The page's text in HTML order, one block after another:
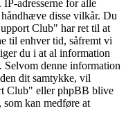
adresserne for alle
disse vilkår. Du
Club" har ret til at
til enhver tid, såfremt vi
du i at al information
Selvom denne information
dit samtykke, vil
Club" eller phpBB blive
kan medføre at